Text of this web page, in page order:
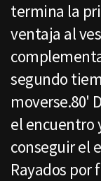
termina la
ventaja al
segundo
moverse.80'
el encuentro
conseguir el
Rayados por